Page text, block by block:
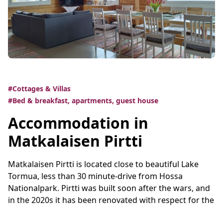
#Cottages & Villas
#Bed & breakfast, apartments, guest house
Accommodation in
Matkalaisen Pirtti
Matkalaisen Pirtti is located close to beautiful Lake
Tormua, less than 30 minute-drive from Hossa
Nationalpark. Pirtti was built soon after the wars, and
in the 2020s it has been renovated with respect for the